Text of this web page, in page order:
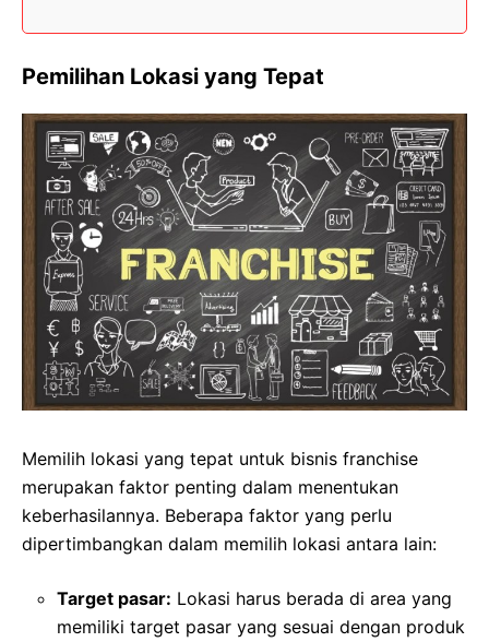
Pemilihan Lokasi yang Tepat
Memilih lokasi yang tepat untuk bisnis franchise
merupakan faktor penting dalam menentukan
keberhasilannya. Beberapa faktor yang perlu
dipertimbangkan dalam memilih lokasi antara lain:
Target pasar: Lokasi harus berada di area yang
memiliki target pasar yang sesuai dengan produk